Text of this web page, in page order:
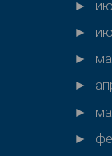
►
►
►
►
►
►